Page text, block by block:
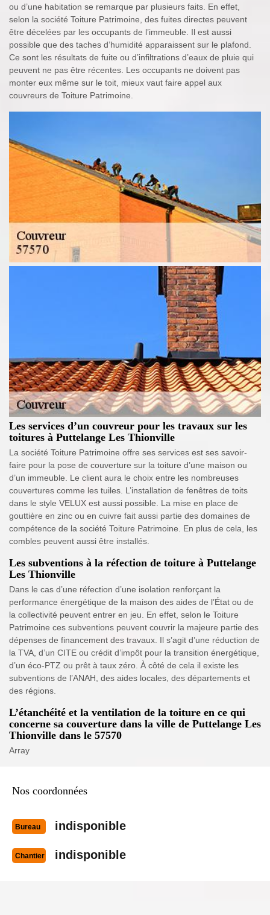
ou d’une habitation se remarque par plusieurs faits. En effet,
selon la société Toiture Patrimoine, des fuites directes peuvent
être décelées par les occupants de l’immeuble. Il est aussi
possible que des taches d’humidité apparaissent sur le plafond.
Ce sont les résultats de fuite ou d’infiltrations d’eaux de pluie qui
peuvent ne pas être récentes. Les occupants ne doivent pas
monter eux même sur le toit, mieux vaut faire appel aux
couvreurs de Toiture Patrimoine.
Les services d’un couvreur pour les travaux sur les
toitures à Puttelange Les Thionville
La société Toiture Patrimoine offre ses services est ses savoir-
faire pour la pose de couverture sur la toiture d’une maison ou
d’un immeuble. Le client aura le choix entre les nombreuses
couvertures comme les tuiles. L’installation de fenêtres de toits
dans le style VELUX est aussi possible. La mise en place de
gouttière en zinc ou en cuivre fait aussi partie des domaines de
compétence de la société Toiture Patrimoine. En plus de cela, les
combles peuvent aussi être installés.
Les subventions à la réfection de toiture à Puttelange
Les Thionville
Dans le cas d’une réfection d’une isolation renforçant la
performance énergétique de la maison des aides de l’État ou de
la collectivité peuvent entrer en jeu. En effet, selon le Toiture
Patrimoine ces subventions peuvent couvrir la majeure partie des
dépenses de financement des travaux. Il s’agit d’une réduction de
la TVA, d’un CITE ou crédit d’impôt pour la transition énergétique,
d’un éco-PTZ ou prêt à taux zéro. À côté de cela il existe les
subventions de l’ANAH, des aides locales, des départements et
des régions.
L’étanchéité et la ventilation de la toiture en ce qui
concerne sa couverture dans la ville de Puttelange Les
Thionville dans le 57570
Array
Nos coordonnées
Bureau indisponible
Chantier indisponible